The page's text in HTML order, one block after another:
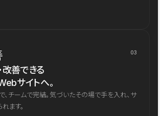
03
改善できる
サイトへ。
、チームで完結。気づいたその場で手を入れ、サ
ます。